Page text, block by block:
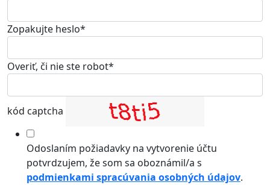
Zopakujte heslo*
Overiť, či nie ste robot*
kód captcha
Odoslaním požiadavky na vytvorenie účtu
potvrdzujem, že som sa oboznámil/a s
podmienkami spracúvania osobných údajov.